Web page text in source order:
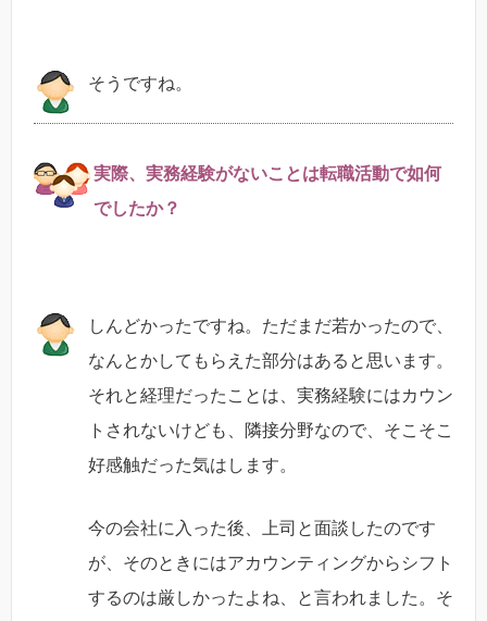
そうですね。
実際、実務経験がないことは転職活動で如何
でしたか？
しんどかったですね。ただまだ若かったので、
なんとかしてもらえた部分はあると思います。
それと経理だったことは、実務経験にはカウン
トされないけども、隣接分野なので、そこそこ
好感触だった気はします。
今の会社に入った後、上司と面談したのです
が、そのときにはアカウンティングからシフト
するのは厳しかったよね、と言われました。そ